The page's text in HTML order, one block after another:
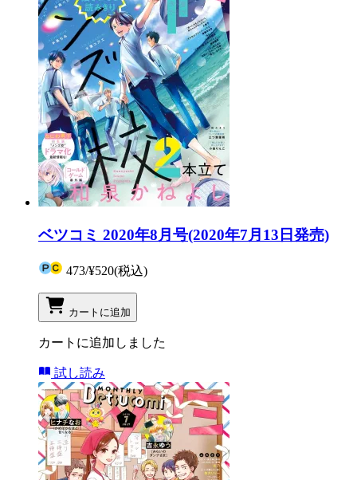
ベツコミ 2020年8月号(2020年7月13日発売)
473/¥520(税込)
カートに追加
カートに追加しました
試し読み